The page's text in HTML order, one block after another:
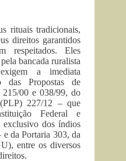
rituais tradicionais,
direitos garantidos
respeitados. Eles
bancada ruralista
a imediata
das Propostas de
215/00 e 038/99, do
227/12 – que
Federal e
exclusivo dos índios
e da Portaria 303, da
entre os diversos